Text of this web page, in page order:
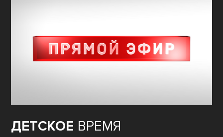
ДЕТСКОЕ ВРЕМЯ